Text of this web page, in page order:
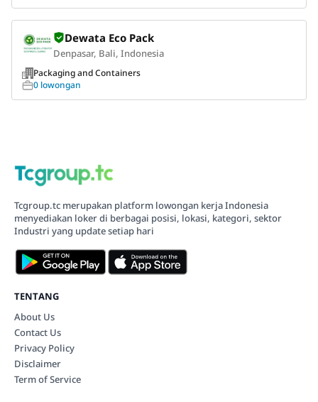
Dewata Eco Pack
Denpasar, Bali, Indonesia
Packaging and Containers
0 lowongan
Tcgroup.tc merupakan platform lowongan kerja Indonesia
menyediakan loker di berbagai posisi, lokasi, kategori, sektor
Industri yang update setiap hari
TENTANG
About Us
Contact Us
Privacy Policy
Disclaimer
Term of Service